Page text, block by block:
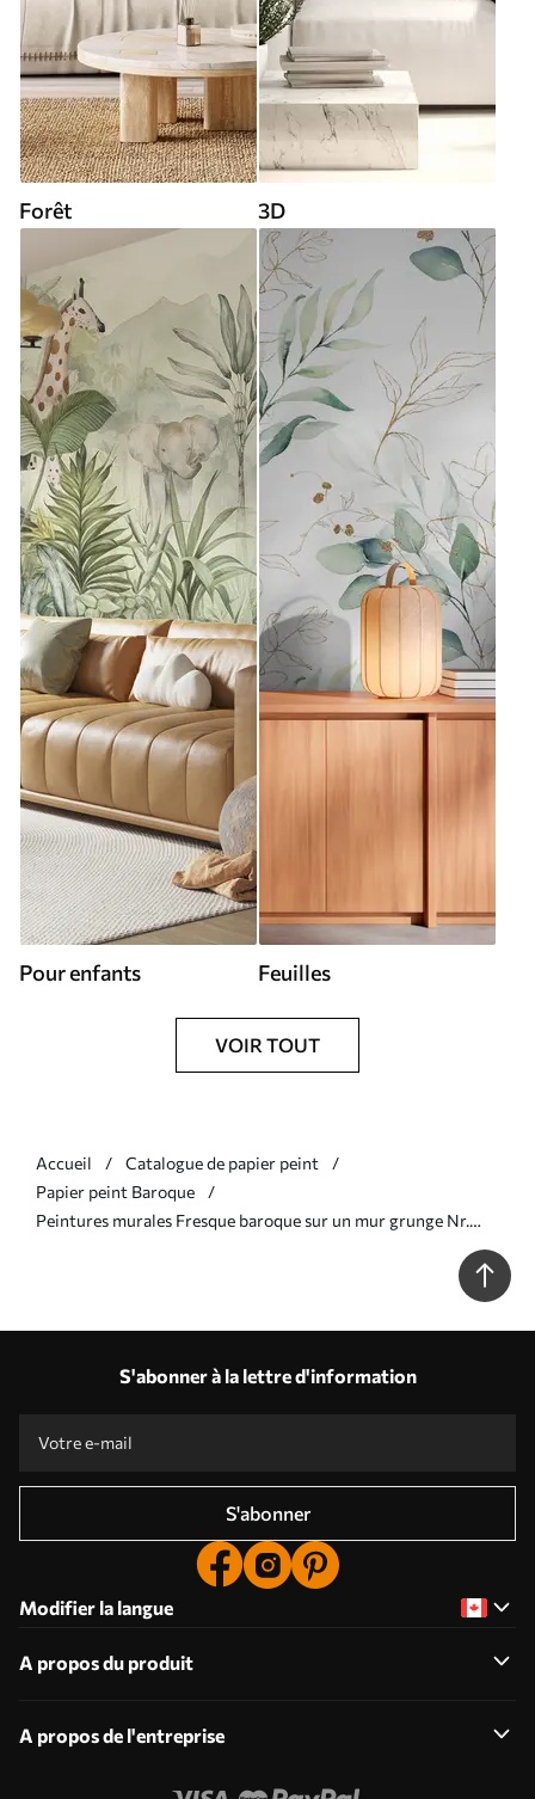
Forêt 3D
Pour enfants Feuilles
VOIR TOUT
Accueil
Catalogue de papier peint
Papier peint Baroque
Peintures murales Fresque baroque sur un mur grunge Nr.
S'abonner à la lettre d'information
S'abonner
Modifier la langue
A propos du produit
A propos de l'entreprise